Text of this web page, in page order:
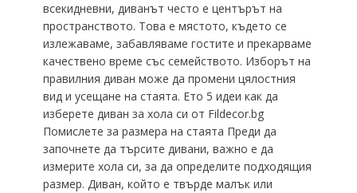
всекидневни, диванът често е центърът на
пространството. Това е мястото, където се
излежаваме, забавляваме гостите и прекарваме
качествено време със семейството. Изборът на
правилния диван може да промени цялостния
вид и усещане на стаята. Ето 5 идеи как да
изберете диван за хола си от Fildecor.bg
Помислете за размера на стаята Преди да
започнете да търсите дивани, важно е да
измерите хола си, за да определите подходящия
размер. Диван, който е твърде малък или